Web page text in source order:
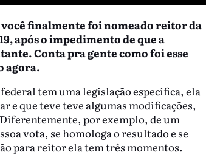
finalmente foi nomeado reitor da
após o impedimento de que a
Conta pra gente como foi esse
agora.
tem uma legislação específica, ela
e que teve teve algumas modificações,
por exemplo, de um
vota, se homologa o resultado e se
para reitor ela tem três momentos.